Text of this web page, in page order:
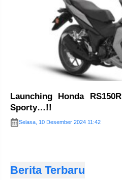
Launching Honda
Sporty…!!
Selasa, 10 Desember 2024 11:42
Berita Terbaru